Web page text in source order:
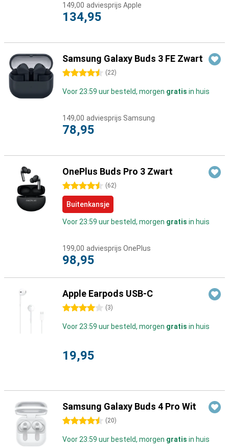
149,00 adviesprijs Apple
134,95
Samsung Galaxy Buds 3 FE Zwart
4.5 sterren (22)
Voor 23:59 uur besteld, morgen gratis in huis
149,00 adviesprijs Samsung
78,95
OnePlus Buds Pro 3 Zwart
4.5 sterren (62)
Buitenkansje
Voor 23:59 uur besteld, morgen gratis in huis
199,00 adviesprijs OnePlus
98,95
Apple Earpods USB-C
4 sterren (3)
Voor 23:59 uur besteld, morgen gratis in huis
19,95
Samsung Galaxy Buds 4 Pro Wit
4.5 sterren (20)
Voor 23:59 uur besteld, morgen gratis in huis